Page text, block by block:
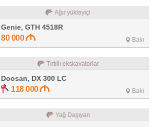
Ağır yükləyiçi
Genie, GTH 4518R
80 000 Bakı
Tırtıllı ekskavatorlar
Doosan, DX 300 LC
118 000 Bakı
Yağ Daşıyan